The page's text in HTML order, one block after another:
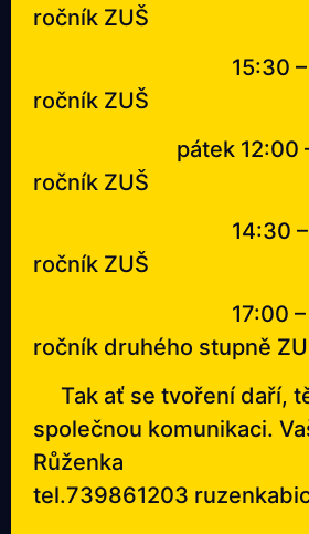
ročník ZUŠ
15:30 –
ročník ZUŠ
pátek 12:00 –
ročník ZUŠ
14:30 –
ročník ZUŠ
17:00 –
ročník druhého stupně
Tak ať se tvoření daří,
společnou komunikaci.
Růženka
tel.739861203